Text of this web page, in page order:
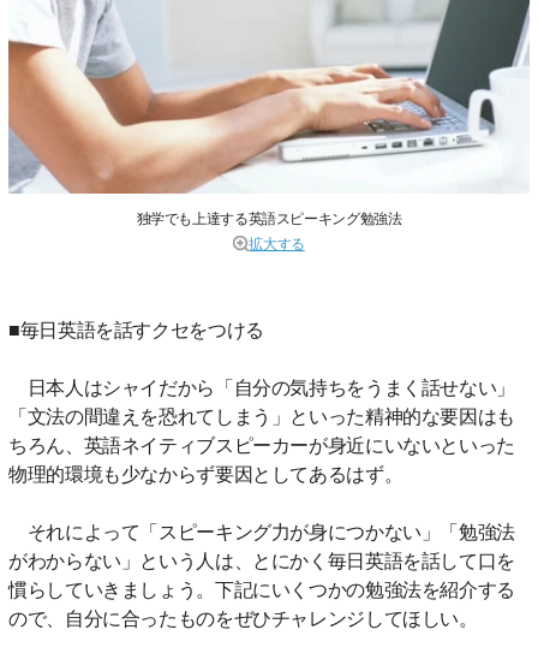
独学でも上達する英語スピーキング勉強法
拡大する
■毎日英語を話すクセをつける
日本人はシャイだから「自分の気持ちをうまく話せない」
「文法の間違えを恐れてしまう」といった精神的な要因はも
ちろん、英語ネイティブスピーカーが身近にいないといった
物理的環境も少なからず要因としてあるはず。
それによって「スピーキング力が身につかない」「勉強法
がわからない」という人は、とにかく毎日英語を話して口を
慣らしていきましょう。下記にいくつかの勉強法を紹介する
ので、自分に合ったものをぜひチャレンジしてほしい。